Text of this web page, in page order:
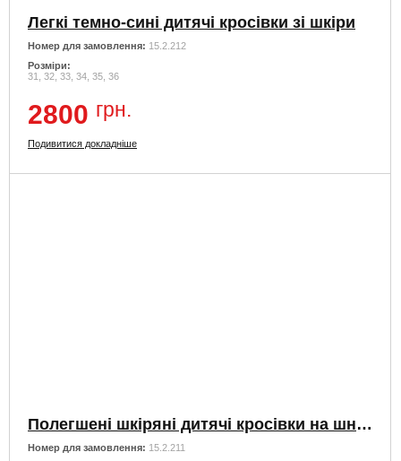
Легкі темно-сині дитячі кросівки зі шкіри
Номер для замовлення: 15.2.212
Розміри:
31, 32, 33, 34, 35, 36
2800 грн.
Подивитися докладніше
Полегшені шкіряні дитячі кросівки на шнурівці та змійці
Номер для замовлення: 15.2.211